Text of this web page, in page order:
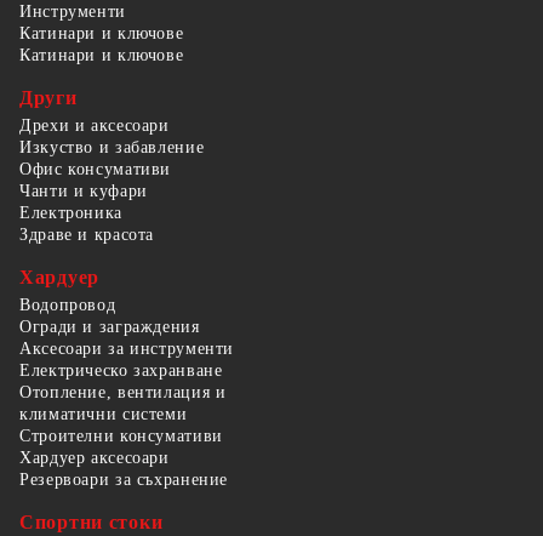
Инструменти
Катинари и ключове
Катинари и ключове
Други
Дрехи и аксесоари
Изкуство и забавление
Офис консумативи
Чанти и куфари
Електроника
Здраве и красота
Хардуер
Водопровод
Огради и заграждения
Аксесоари за инструменти
Електрическо захранване
Отопление, вентилация и
климатични системи
Строителни консумативи
Хардуер аксесоари
Резервоари за съхранение
Спортни стоки